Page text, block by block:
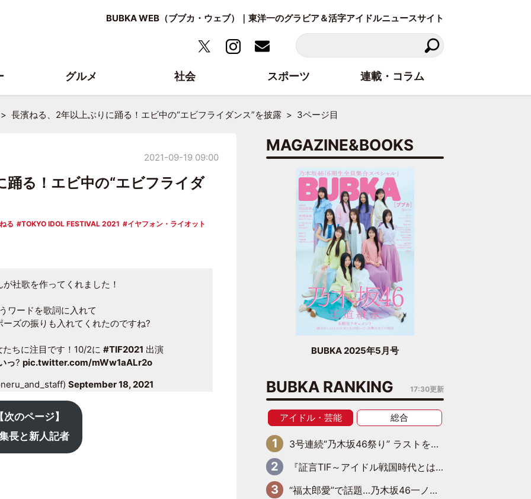
BUBKA WEB（ブブカ・ウェブ）｜東洋一のグラビア＆活字アイドルニュースサイト
長濱ねる、2年以上ぶりに踊る！エビ中の“エビフライダンス”を披露 3ページ目
2021-09-19 09:00
踊る！エビ中の“エビフライダ
る TOKYO IDOL FESTIVAL 2021 イヤフォン・ライオット
社歌を作ってくれました！
ワードを歌詞に入れて
ズの振りも入れてくれたのですね?
ちに注目です！10/2に #TIF2021 出演
っ? pic.twitter.com/mWw1aALr2o
September 18, 2021
次のページ】
長と新人記者
MAGAZINE&BOOKS
BUBKA 2025年5月号
BUBKA RANKING 17:30更新
アイドル・芸能 総合
3号連続“乃木坂46祭り” ラストを飾るのは賀喜遥香…5年ぶりの登場に「5年分大人になった私を見ていただけたら」
『証言TIF～アイドル戦国時代とはなんだったのか～』第6回：でんぱ組.inc・古川未鈴×相沢梨紗「『ハロプロやりたかったな』って言ったら、夢眠ねむさんに『てめえはでんぱ組．incなんだよ！』って肩パンされて(笑)」
“福太郎愛”で話題…乃木坂46一ノ瀬美空、地元福岡『めんべい25周年トップサポーター』に就任
グルメ 社会 スポーツ 連載・コラム